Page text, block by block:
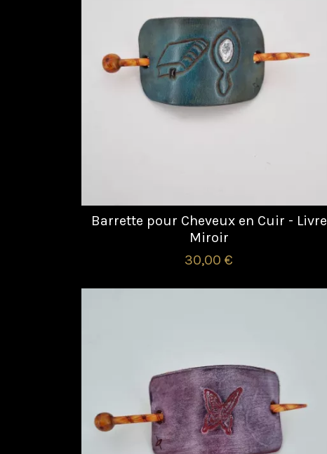
Barrette pour Cheveux en Cuir - Livre
Miroir
30,00 €